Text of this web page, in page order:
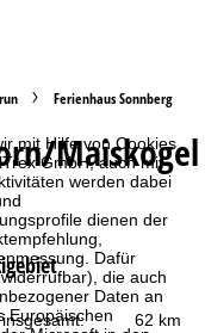
mit Hilfe von Cookies
GmbH, auch mit
werden dabei
dienen der
Dafür
die auch
Daten an
Europäischen
Ferienhaus Sonnberg
Maiskogel
62 km